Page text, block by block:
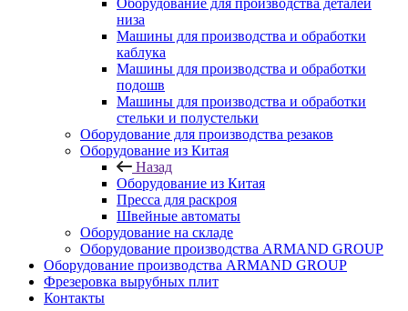
Оборудование для производства деталей
низа
Машины для производства и обработки
каблука
Машины для производства и обработки
подошв
Машины для производства и обработки
стельки и полустельки
Оборудование для производства резаков
Оборудование из Китая
Назад
Оборудование из Китая
Пресса для раскроя
Швейные автоматы
Оборудование на складе
Оборудование производства ARMAND GROUP
Оборудование производства ARMAND GROUP
Фрезеровка вырубных плит
Контакты